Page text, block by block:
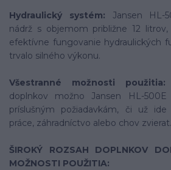
Hydraulický systém: Jansen HL-
nádrž s objemom približne 12
efektívne fungovanie hydraulických
trvalo silného výkonu.
Všestranné možnosti použitia:
doplnkov možno Jansen HL-500E
príslušným požiadavkám, či už ide
práce, záhradníctvo alebo chov zvierat.
ŠIROKÝ ROZSAH DOPLNKOV
MOŽNOSTI POUŽITIA: